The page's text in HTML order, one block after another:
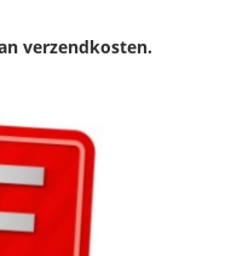
verzendkosten.